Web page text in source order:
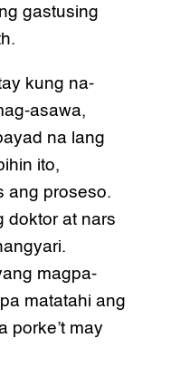
gastusing
kung na-
asawa,
na lang
ito,
ang proseso.
doktor at nars
magpa-
matatahi ang
porke’t may